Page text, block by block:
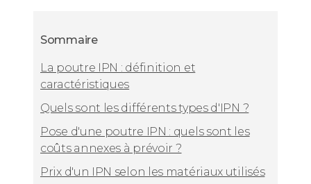
Sommaire
La poutre IPN : définition et
caractéristiques
Quels sont les différents types d'IPN ?
Pose d'une poutre IPN : quels sont les
coûts annexes à prévoir ?
Prix d'un IPN selon les matériaux utilisés